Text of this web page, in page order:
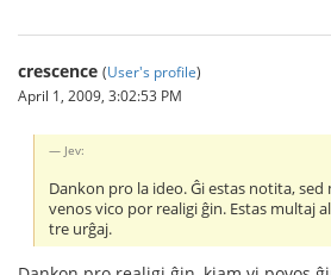
crescence (User's profile)
April 1, 2009, 3:02:53 PM
Jev:
Dankon pro la ideo. Ĝi estas notita, sed
venos vico por realigi ĝin. Estas multaj
tre urĝaj.